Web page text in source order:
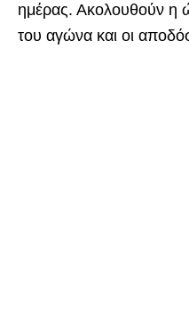
ημέρας. Ακολουθούν η
του αγώνα και οι